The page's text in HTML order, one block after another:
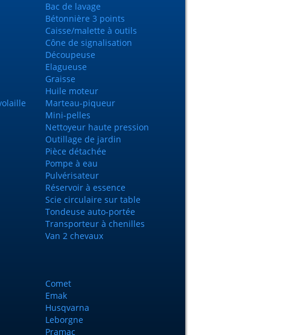
Bac de lavage
Bétonnière 3 points
Caisse/malette à outils
Cône de signalisation
Découpeuse
Elagueuse
Graisse
Huile moteur
Marteau-piqueur
Mini-pelles
Nettoyeur haute pression
Outillage de jardin
Pièce détachée
Pompe à eau
Pulvérisateur
Réservoir à essence
Scie circulaire sur table
Tondeuse auto-portée
Transporteur à chenilles
Van 2 chevaux
Comet
Emak
Husqvarna
Leborgne
Pramac